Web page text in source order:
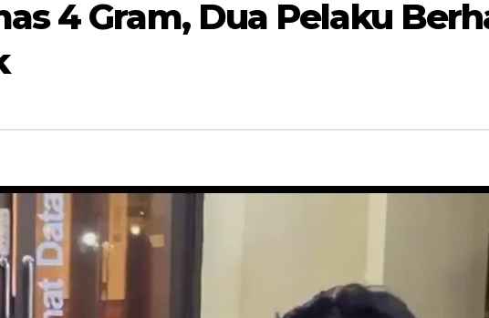
4 Gram, Dua Pelaku